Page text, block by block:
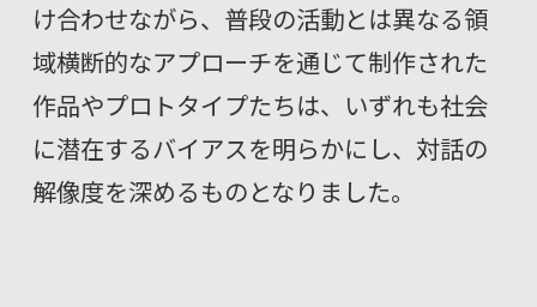
け合わせながら、普段の活動とは異なる領
域横断的なアプローチを通じて制作された
作品やプロトタイプたちは、いずれも社会
に潜在するバイアスを明らかにし、対話の
解像度を深めるものとなりました。